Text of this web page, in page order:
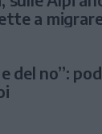
a
del no”: